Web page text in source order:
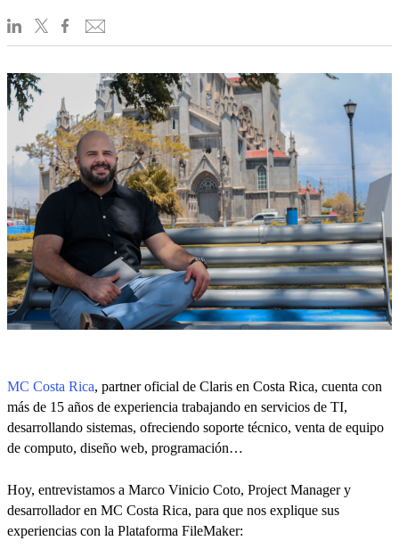
MC Costa Rica, partner oficial de Claris en Costa Rica, cuenta con
más de 15 años de experiencia trabajando en servicios de TI,
desarrollando sistemas, ofreciendo soporte técnico, venta de equipo
de computo, diseño web, programación…
Hoy, entrevistamos a Marco Vinicio Coto, Project Manager y
desarrollador en MC Costa Rica, para que nos explique sus
experiencias con la Plataforma FileMaker: